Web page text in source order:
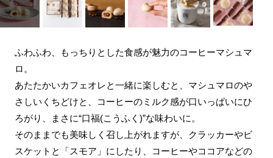
ふわふわ、もっちりとした食感が魅力のコーヒーマシュマ
ロ。
あたたかいカフェオレと一緒に楽しむと、マシュマロのや
さしいくちどけと、コーヒーのミルク感が口いっぱいにひ
ろがり、まさに“口福(こうふく)”な味わいに。
そのままでも美味しく召し上がれますが、クラッカーやビ
スケットと「スモア」にしたり、コーヒーやココアなどの